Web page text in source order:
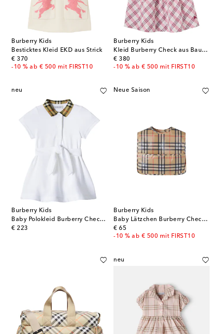
Burberry Kids
Besticktes Kleid EKD aus Strick
€ 370
original price
-10 % ab € 500 mit FIRST10
Burberry Kids
Kleid Burberry Check aus Baumwolle
€ 380
original price
-10 % ab € 500 mit FIRST10
neu
Burberry Kids
Baby Polokleid Burberry Check aus Baumwolle
€ 223
original price
Neue Saison
Burberry Kids
Baby Lätzchen Burberry Check aus Baumwolle
€ 65
original price
-10 % ab € 500 mit FIRST10
neu